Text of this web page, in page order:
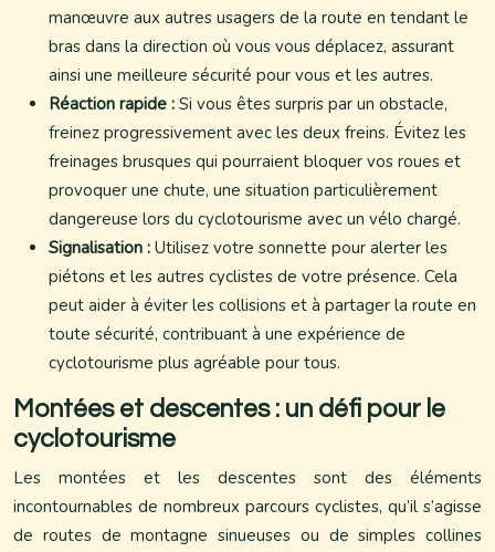
manœuvre aux autres usagers de la route en tendant le
bras dans la direction où vous vous déplacez, assurant
ainsi une meilleure sécurité pour vous et les autres.
Réaction rapide : Si vous êtes surpris par un obstacle,
freinez progressivement avec les deux freins. Évitez les
freinages brusques qui pourraient bloquer vos roues et
provoquer une chute, une situation particulièrement
dangereuse lors du cyclotourisme avec un vélo chargé.
Signalisation : Utilisez votre sonnette pour alerter les
piétons et les autres cyclistes de votre présence. Cela
peut aider à éviter les collisions et à partager la route en
toute sécurité, contribuant à une expérience de
cyclotourisme plus agréable pour tous.
Montées et descentes : un défi pour le
cyclotourisme
Les montées et les descentes sont des éléments
incontournables de nombreux parcours cyclistes, qu’il s’agisse
de routes de montagne sinueuses ou de simples collines